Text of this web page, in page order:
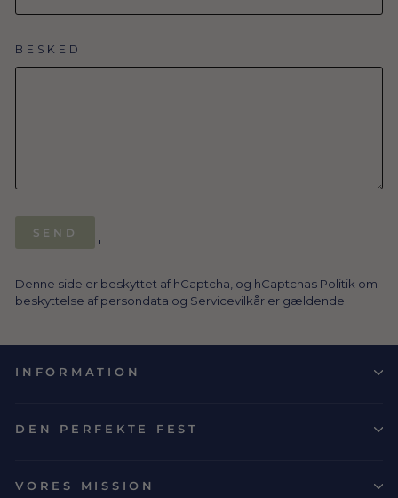
BESKED
SEND
'
Denne side er beskyttet af hCaptcha, og hCaptchas Politik om
beskyttelse af persondata og Servicevilkår er gældende.
INFORMATION
DEN PERFEKTE FEST
VORES MISSION